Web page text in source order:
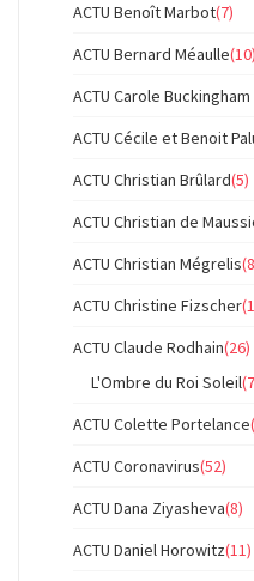
ACTU Benoît Marbot(7)
ACTU Bernard Méaulle(10)
ACTU Carole
ACTU Cécile et Benoit
ACTU Christian Brûlard(5)
ACTU Christian de
ACTU Christian Mégrelis
ACTU Christine Fizscher
ACTU Claude Rodhain(26)
L'Ombre du Roi Soleil
ACTU Colette Portelance
ACTU Coronavirus(52)
ACTU Dana Ziyasheva(8)
ACTU Daniel Horowitz(11)